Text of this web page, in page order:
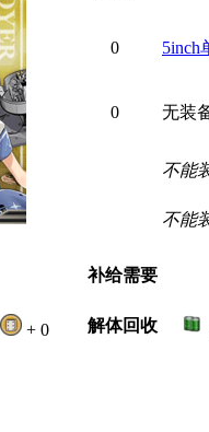
0 5inch
0 无装
不能
不能
补给需要
+ 0 解体回收